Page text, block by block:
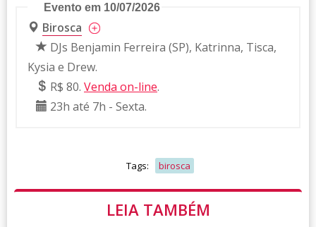
Evento em 10/07/2026
Birosca
DJs Benjamin Ferreira (SP), Katrinna, Tisca,
Kysia e Drew.
R$ 80. Venda on-line.
23h até 7h - Sexta.
Tags: birosca
LEIA TAMBÉM